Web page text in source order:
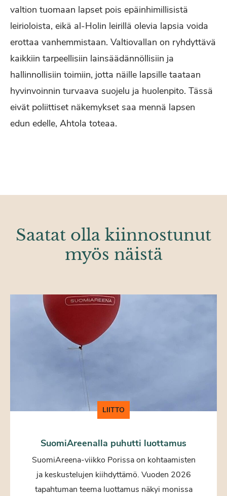
valtion tuomaan lapset pois epäinhimillisistä
leirioloista, eikä al-Holin leirillä olevia lapsia voida
erottaa vanhemmistaan. Valtiovallan on ryhdyttävä
kaikkiin tarpeellisiin lainsäädännöllisiin ja
hallinnollisiin toimiin, jotta näille lapsille taataan
hyvinvoinnin turvaava suojelu ja huolenpito. Tässä
eivät poliittiset näkemykset saa mennä lapsen
edun edelle, Ahtola toteaa.
Saatat olla kiinnostunut
myös näistä
LIITTO
SuomiAreenalla puhutti luottamus
SuomiAreena-viikko Porissa on kohtaamisten
ja keskustelujen kiihdyttämö. Vuoden 2026
tapahtuman teema luottamus näkyi monissa